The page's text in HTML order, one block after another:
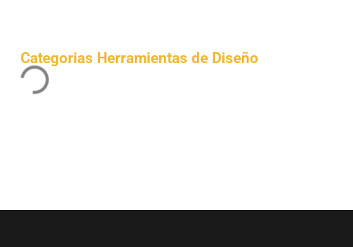
Categorias Herramientas de Diseño